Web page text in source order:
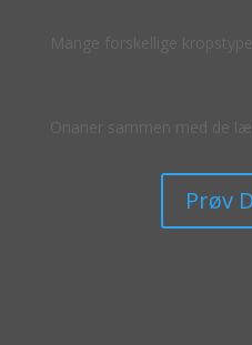
Mange forskellige
Onaner sammen med de
Prøv